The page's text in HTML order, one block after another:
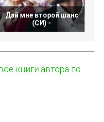
Дай мне второй шанс
(СИ) -
книги автора по